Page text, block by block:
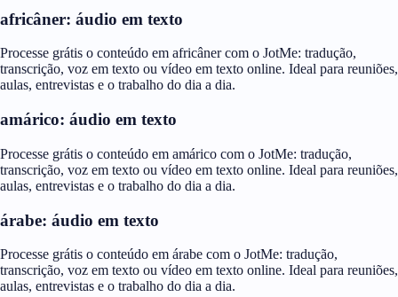
africâner: áudio em texto
Processe grátis o conteúdo em africâner com o JotMe: tradução,
transcrição, voz em texto ou vídeo em texto online. Ideal para reuniões,
aulas, entrevistas e o trabalho do dia a dia.
amárico: áudio em texto
Processe grátis o conteúdo em amárico com o JotMe: tradução,
transcrição, voz em texto ou vídeo em texto online. Ideal para reuniões,
aulas, entrevistas e o trabalho do dia a dia.
árabe: áudio em texto
Processe grátis o conteúdo em árabe com o JotMe: tradução,
transcrição, voz em texto ou vídeo em texto online. Ideal para reuniões,
aulas, entrevistas e o trabalho do dia a dia.